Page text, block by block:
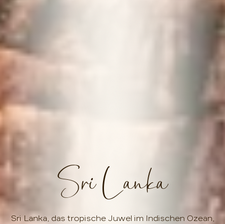
Sri Lanka
Sri Lanka, das tropische Juwel im Indischen Ozean,